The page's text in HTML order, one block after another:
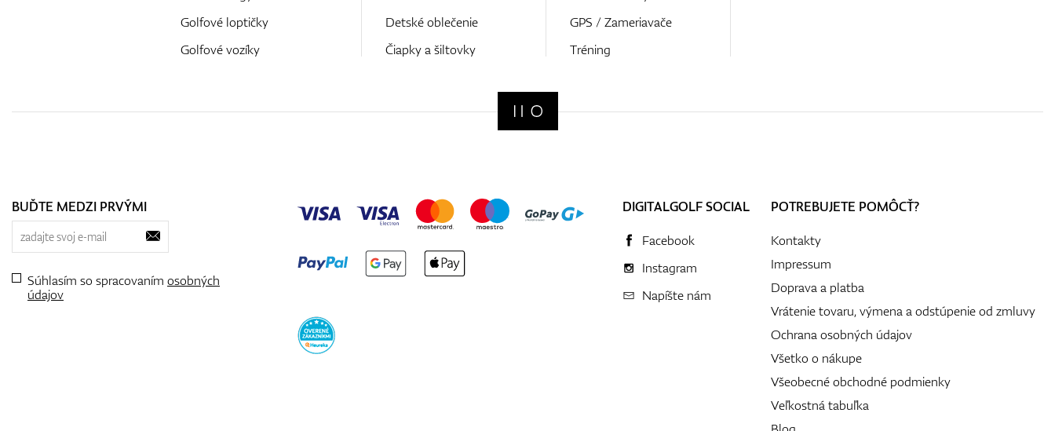
Golfové loptičky
Golfové vozíky
Detské oblečenie
Čiapky a šiltovky
GPS / Zameriavače
Tréning
BUĎTE MEDZI PRVÝMI
Súhlasím so spracovaním osobných
údajov
DIGITALGOLF SOCIAL
Facebook
Instagram
Napíšte nám
POTREBUJETE POMÔCŤ?
Kontakty
Impressum
Doprava a platba
Vrátenie tovaru, výmena a odstúpenie od zmluvy
Ochrana osobných údajov
Všetko o nákupe
Všeobecné obchodné podmienky
Veľkostná tabuľka